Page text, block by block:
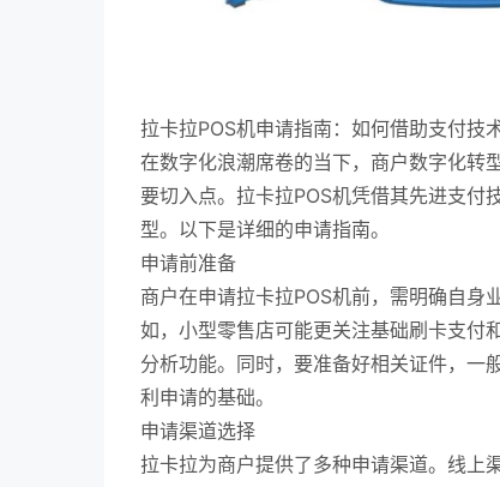
拉卡拉POS机申请指南：如何借助支付技
在数字化浪潮席卷的当下，商户数字化转
要切入点。拉卡拉POS机凭借其先进支付
型。以下是详细的申请指南。
申请前准备
商户在申请拉卡拉POS机前，需明确自身
如，小型零售店可能更关注基础刷卡支付
分析功能。同时，要准备好相关证件，一
利申请的基础。
申请渠道选择
拉卡拉为商户提供了多种申请渠道。线上